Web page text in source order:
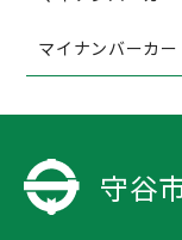
マイナンバーカ
守谷